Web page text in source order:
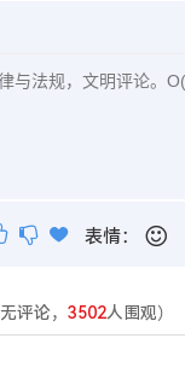
表情：
评论， 3502人围观）